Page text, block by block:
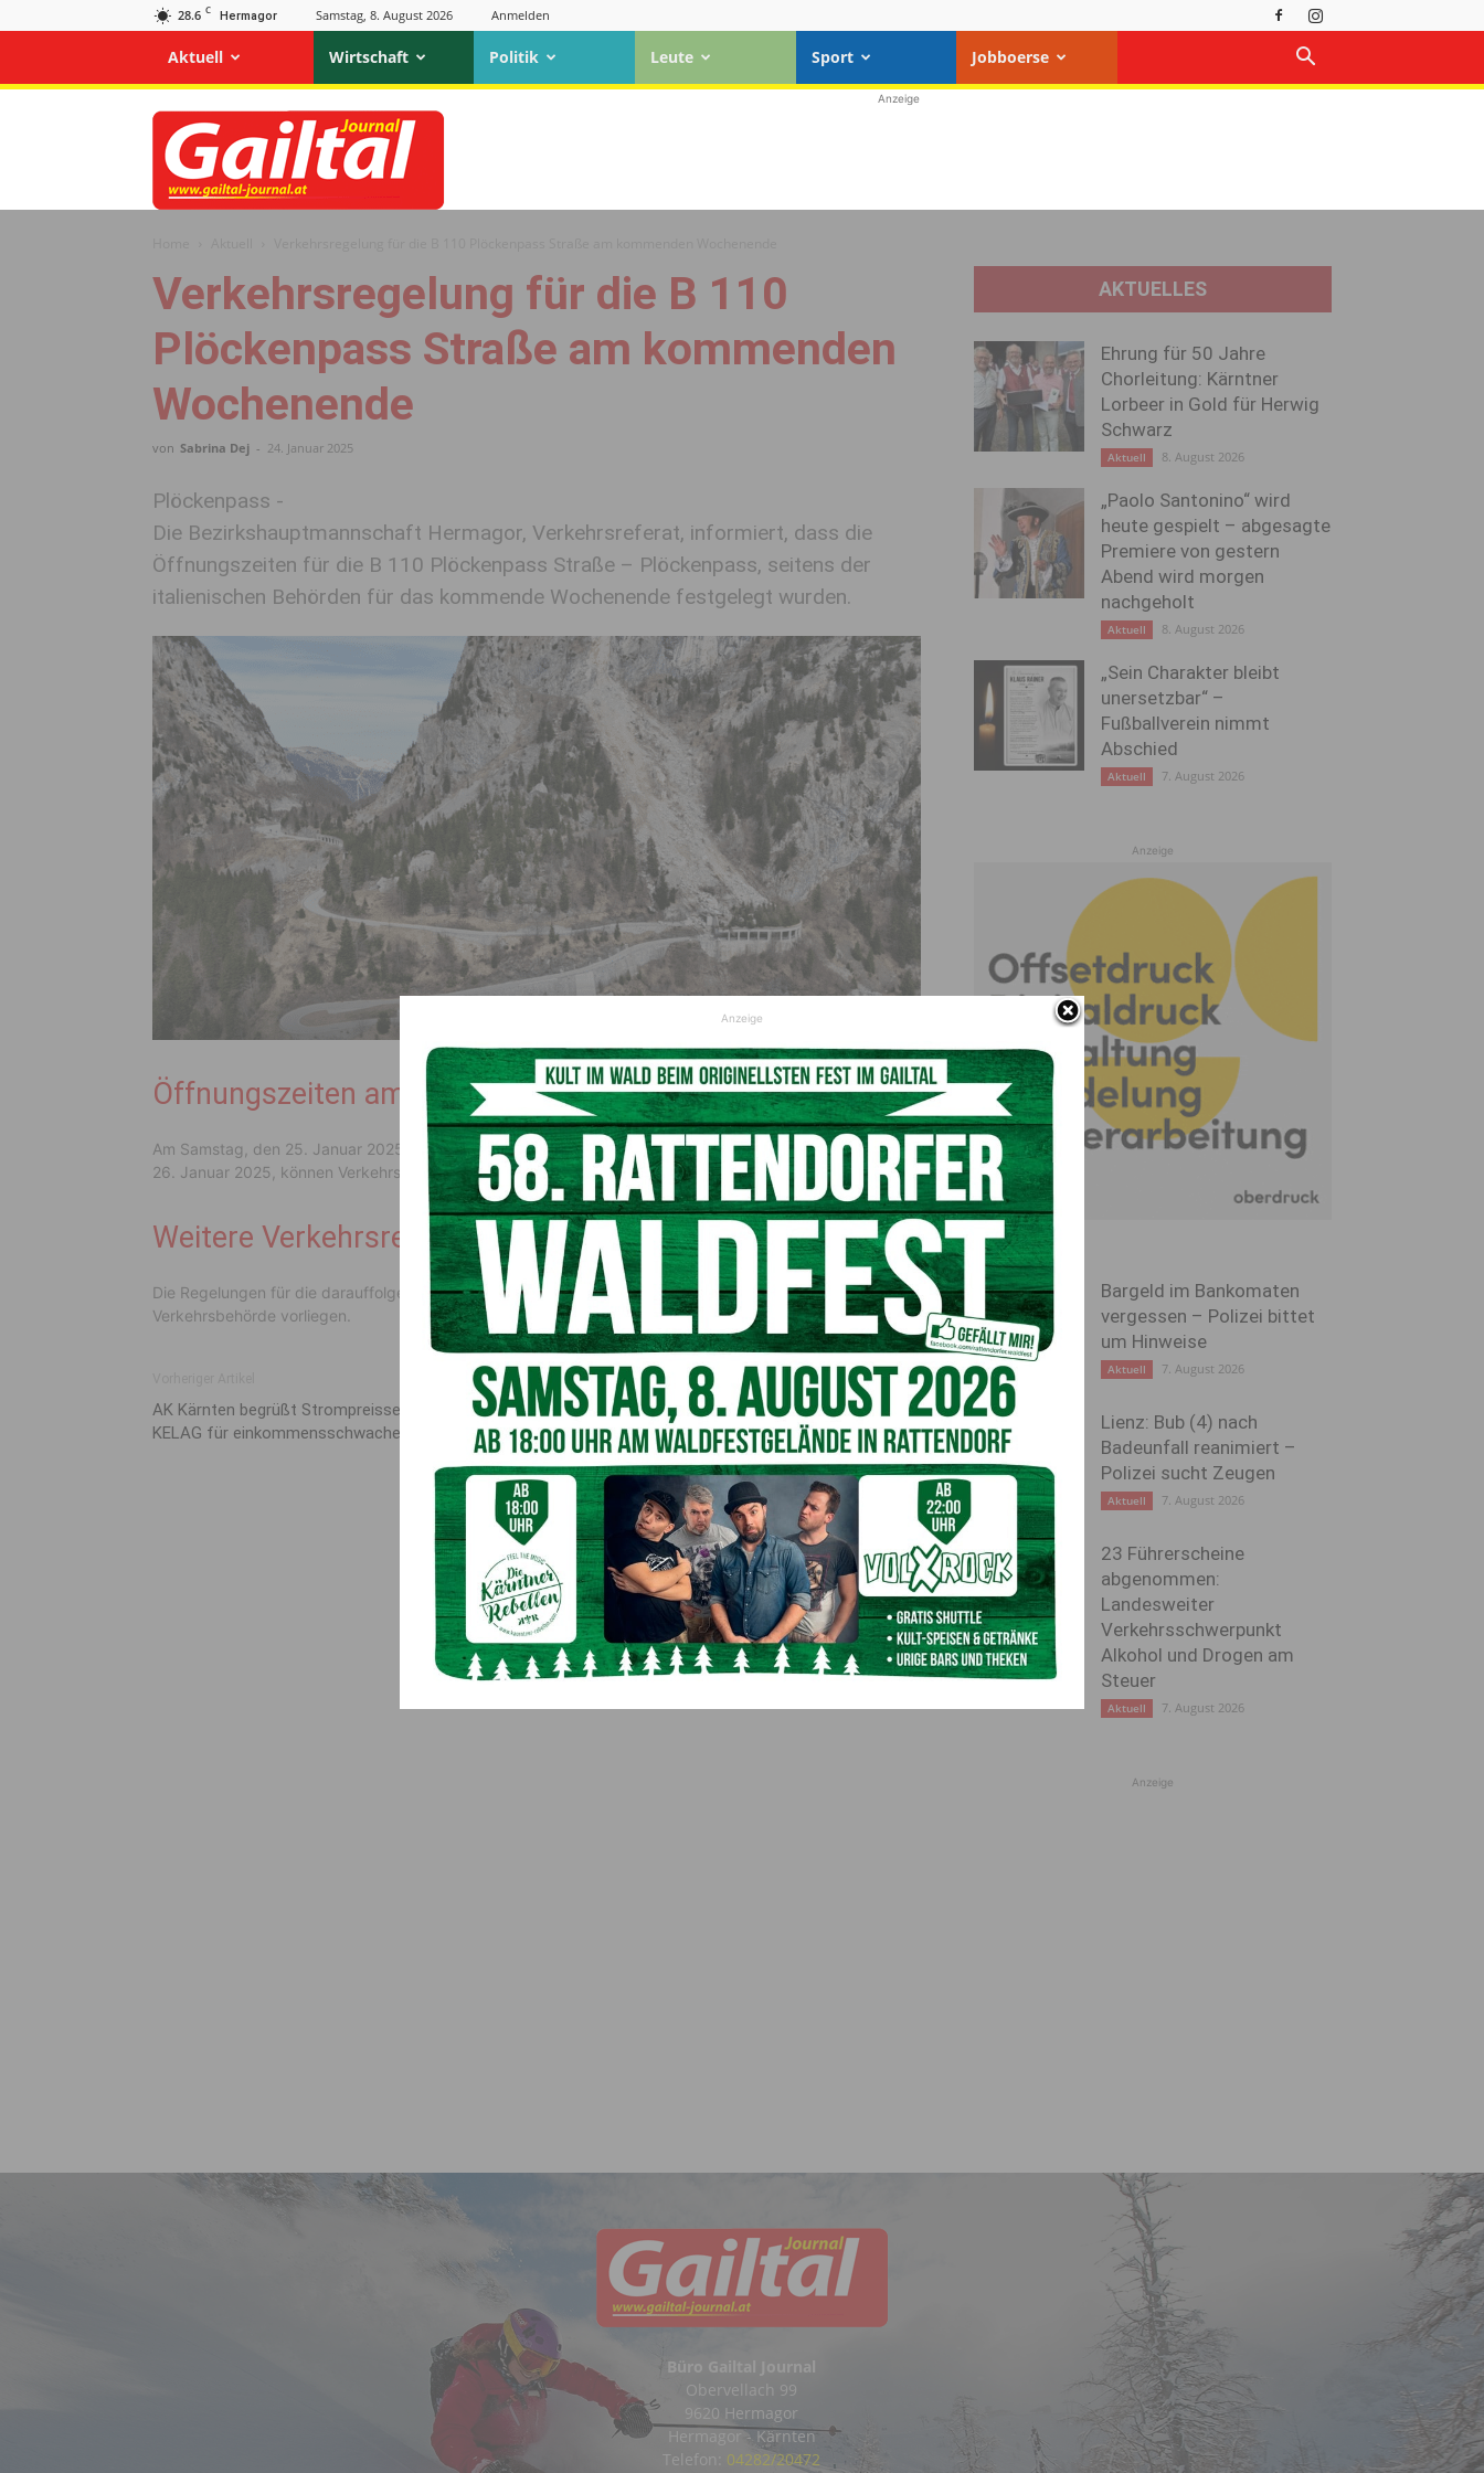
28.6 C Hermagor Samstag, 8. August 2026 Anmelden
Aktuell Wirtschaft Politik Leute Sport Jobboerse
Gailtal
Journal
Anzeige
Verkehrsregelung für die B 110
Plöckenpass Straße am kommenden
Wochenende
von Sabrina Dej - 24. Januar 2025
Plöckenpass -
Die Bezirkshauptmannschaft Hermagor, Verkehrsreferat, informiert, dass die
Öffnungszeiten für die B 110 Plöckenpass Straße – Plöckenpass, seitens der
italienischen Behörden für das kommende Wochenende festgelegt wurden.
Öffnungszeiten am 25. und 26. Januar 2025
Am Samstag, den 25. Januar 2025, ist die Strecke von 15:00 bis 17:00 Uhr geöffnet. Am Sonntag, den
26. Januar 2025, können Verkehrsteilnehmer die Straße von 08:00 bis 17:00 Uhr nutzen.
Weitere Verkehrsregelungen folgen
Die Regelungen für die darauffolgenden Wochenenden werden bekanntgegeben, sobald sie von der
Verkehrsbehörde vorliegen.
AK Kärnten begrüßt Strompreissenkung der
KELAG für einkommensschwache Haushalte
Nächster Artikel
“Bussi Bussi, Lei Lei” – Faschingssitzung in
Kötschach-Mauthen 2025
AKTUELLES
Ehrung für 50 Jahre
Chorleitung: Kärntner
Lorbeer in Gold für Herwig
Schwarz
Aktuell 8. August 2026
„Paolo Santonino“ wird
heute gespielt – abgesagte
Premiere von gestern
Abend wird morgen
nachgeholt
Aktuell 8. August 2026
„Sein Charakter bleibt
unersetzbar“ –
Fußballverein nimmt
Abschied
Aktuell 7. August 2026
Anzeige
Bargeld im Bankomaten
vergessen – Polizei bittet
um Hinweise
Aktuell 7. August 2026
Lienz: Bub (4) nach
Badeunfall reanimiert –
Polizei sucht Zeugen
Aktuell 7. August 2026
23 Führerscheine
abgenommen:
Landesweiter
Verkehrsschwerpunkt
Alkohol und Drogen am
Steuer
Aktuell 7. August 2026
Anzeige
Büro Gailtal Journal
Obervellach 99
9620 Hermagor
Hermagor - Kärnten
Telefon: 04282/20472
Anzeige